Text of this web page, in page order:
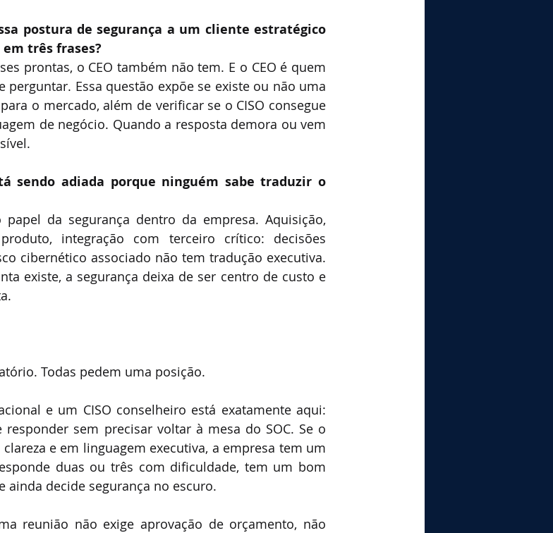
postura de segurança a um cliente estratégico
três frases?
prontas, o CEO também não tem. E o CEO é quem
Essa questão expõe se existe ou não uma
o mercado, além de verificar se o CISO consegue
de negócio. Quando a resposta demora ou vem
sendo adiada porque ninguém sabe traduzir o
da segurança dentro da empresa. Aquisição,
integração com terceiro crítico: decisões
cibernético associado não tem tradução executiva.
existe, a segurança deixa de ser centro de custo e
Todas pedem uma posição.
e um CISO conselheiro está exatamente aqui:
sem precisar voltar à mesa do SOC. Se o
e em linguagem executiva, a empresa tem um
duas ou três com dificuldade, tem um bom
ainda decide segurança no escuro.
reunião não exige aprovação de orçamento, não